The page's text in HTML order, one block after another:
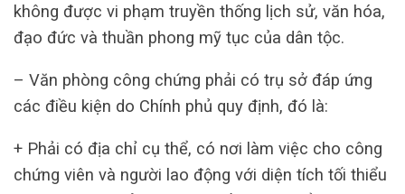
không được vi phạm truyền thống lịch sử, văn hóa,
đạo đức và thuần phong mỹ tục của dân tộc.
– Văn phòng công chứng phải có trụ sở đáp ứng
các điều kiện do Chính phủ quy định, đó là:
+ Phải có địa chỉ cụ thể, có nơi làm việc cho công
chứng viên và người lao động với diện tích tối thiểu